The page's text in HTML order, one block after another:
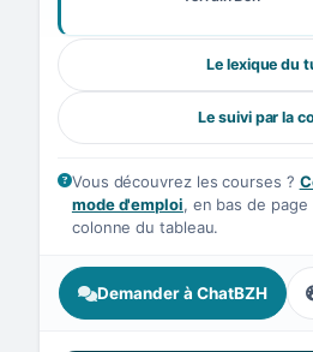
Le lexique du
Le suivi par la
Vous découvrez les courses ?
mode d'emploi, en bas de
colonne du tableau.
Demander à ChatBZH